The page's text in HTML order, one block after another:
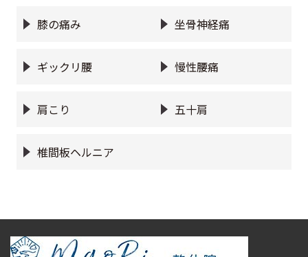
膝の痛み 坐骨神経痛
ギックリ腰 慢性腰痛
肩こり 五十肩
椎間板ヘルニア